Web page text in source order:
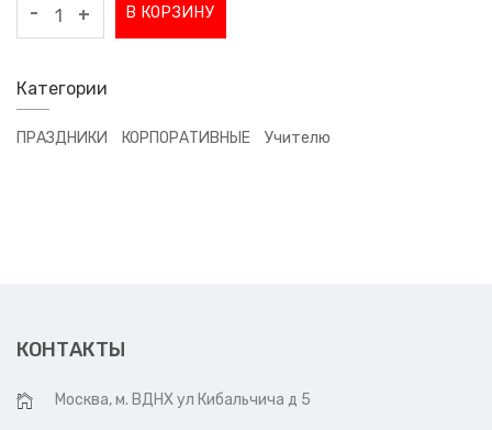
- + В КОРЗИНУ
Категории
ПРАЗДНИКИ КОРПОРАТИВНЫЕ Учителю
КОНТАКТЫ
Москва, м. ВДНХ ул Кибальчича д 5